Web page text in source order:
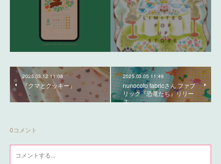
2025.03.12 11:08
『クマとクッキー』
2025.03.05 11:49
nunocoto fabricさん ファブ
リック『恐竜たち』リリー
ス
0コメント